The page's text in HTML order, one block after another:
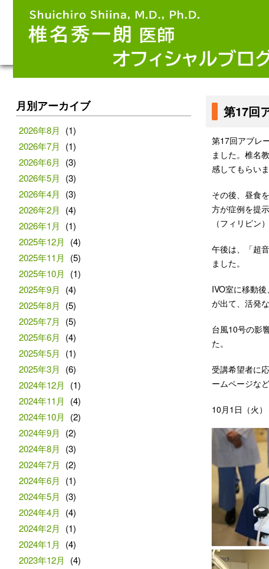
第17回
第17回アブレ
ました。椎名
感してもらい
その後、昼食
方が症例を提
（フィリピン
午後は、「超
ました。
IVO室に移動
が出て、活発
台風10号の影
た。
受講希望者に
ームページな
10月1日（火
月別アーカイブ
2026年8月
(1)
2026年7月
(1)
2026年6月
(3)
2026年5月
(3)
2026年4月
(3)
2026年2月
(4)
2026年1月
(1)
2025年12月
(4)
2025年11月
(5)
2025年10月
(1)
2025年9月
(4)
2025年8月
(5)
2025年7月
(5)
2025年6月
(4)
2025年5月
(1)
2025年3月
(6)
2024年12月
(1)
2024年11月
(4)
2024年10月
(2)
2024年9月
(2)
2024年8月
(3)
2024年7月
(2)
2024年6月
(1)
2024年5月
(3)
2024年4月
(4)
2024年2月
(1)
2024年1月
(4)
2023年12月
(4)